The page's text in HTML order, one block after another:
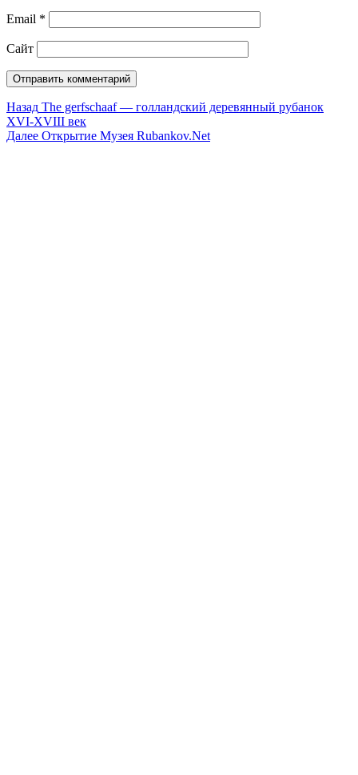
Email *
Сайт
Навигация
по
Назад Предыдущая
запись:
The gerfschaaf — голландский деревянный рубанок
XVI-XVIII век
Далее Следующая
Открытие Музея Rubankov.Net